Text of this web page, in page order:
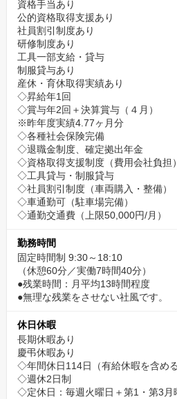
資格手当あり
公的資格取得支援あり
社員割引制度あり
研修制度あり
工具一部支給・貸与
制服貸与あり
産休・育休取得実績あり
◇昇給年1回
◇賞与年2回＋決算賞与（４月）
※昨年度実績4.77ヶ月分
◇各種社会保険完備
◇退職金制度、確定拠出年金
◇資格取得支援制度（費用会社負担）
◇工具貸与・制服貸与
◇社員割引制度（車両購入・整備）
◇車通勤可（駐車場完備）
◇通勤交通費（上限50,000円/月）
勤務時間
固定時間制 9:30～18:10
（休憩60分／実働7時間40分）
●残業時間：月平均13時間程度
●無理な残業をさせない社風です。
休日休暇
長期休暇あり
慶弔休暇あり
◇年間休日114日（有給休暇を含め
◇週休2日制
◇定休日：毎週火曜日＋第1・第3月